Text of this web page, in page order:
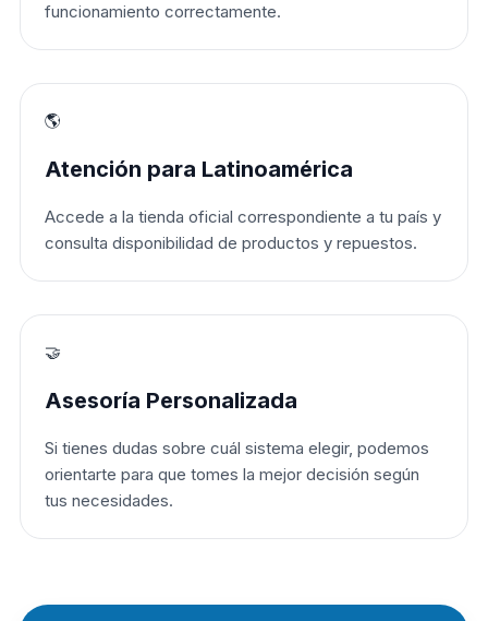
funcionamiento correctamente.
🌎
Atención para Latinoamérica
Accede a la tienda oficial correspondiente a tu país y
consulta disponibilidad de productos y repuestos.
🤝
Asesoría Personalizada
Si tienes dudas sobre cuál sistema elegir, podemos
orientarte para que tomes la mejor decisión según
tus necesidades.